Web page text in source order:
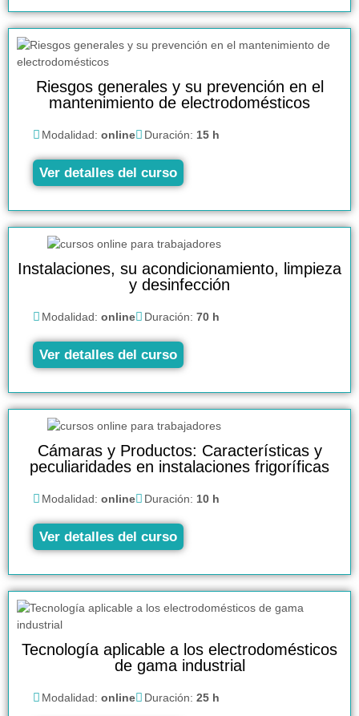
Riesgos generales y su prevención en el
mantenimiento de electrodomésticos
Modalidad: online Duración: 15 h
Ver detalles del curso
Instalaciones, su acondicionamiento, limpieza
y desinfección
Modalidad: online Duración: 70 h
Ver detalles del curso
Cámaras y Productos: Características y
peculiaridades en instalaciones frigoríficas
Modalidad: online Duración: 10 h
Ver detalles del curso
Tecnología aplicable a los electrodomésticos
de gama industrial
Modalidad: online Duración: 25 h